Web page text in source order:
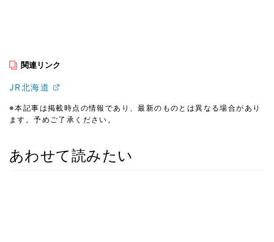
関連リンク
JR北海道
※本記事は掲載時点の情報であり、最新のものとは異なる場合があり
ます。予めご了承ください。
あわせて読みたい